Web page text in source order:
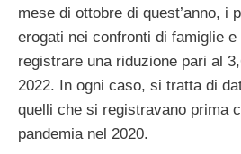
mese di ottobre di quest’anno, i
erogati nei confronti di famiglie
registrare una riduzione pari al
2022. In ogni caso, si tratta di
quelli che si registravano prima
pandemia nel 2020.